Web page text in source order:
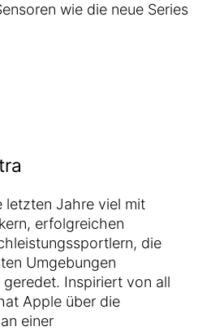
wie die neue Series
letzten Jahre viel mit
erfolgreichen
die
Umgebungen
Inspiriert von all
Apple über die
einer